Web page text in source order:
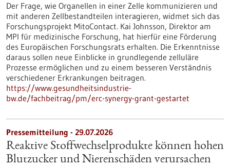
Der Frage, wie Organellen in einer Zelle kommunizieren und
mit anderen Zellbestandteilen interagieren, widmet sich das
Forschungsprojekt MitoContact. Kai Johnsson, Direktor am
MPI für medizinische Forschung, hat hierfür eine Förderung
des Europäischen Forschungsrats erhalten. Die Erkenntnisse
daraus sollen neue Einblicke in grundlegende zelluläre
Prozesse ermöglichen und zu einem besseren Verständnis
verschiedener Erkrankungen beitragen.
https://www.gesundheitsindustrie-
bw.de/fachbeitrag/pm/erc-synergy-grant-gestartet
Pressemitteilung - 29.07.2026
Reaktive Stoffwechselprodukte können hohen
Blutzucker und Nierenschäden verursachen